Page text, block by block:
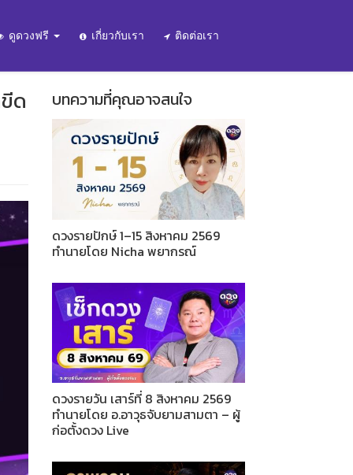
ดูดวงฟรี เกี่ยวกับเรา ติดต่อเรา
ด บทความที่คุณอาจสนใจ
ดวงรายปักษ์ 1–15 สิงหาคม 2569
ทำนายโดย Nicha พยากรณ์
ดวงรายวัน เสาร์ที่ 8 สิงหาคม 2569
ทำนายโดย อ.อาวุธจับยามสามตา – ผู้
ก่อตั้งดวง Live